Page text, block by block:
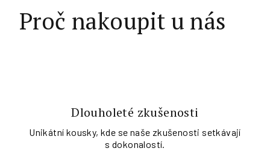
Proč nakoupit u nás
Dlouholeté zkušenosti
Unikátní kousky, kde se naše zkušenosti setkávají
s dokonalostí.